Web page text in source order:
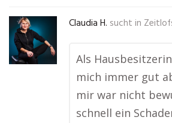
Claudia H. sucht in
Als
mich immer gut
mir war nicht
schnell ein